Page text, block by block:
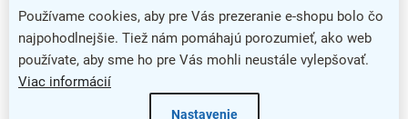
Používame cookies, aby pre Vás prezeranie e-shopu bolo čo
najpohodlnejšie. Tiež nám pomáhajú porozumieť, ako web
používate, aby sme ho pre Vás mohli neustále vylepšovať.
Viac informácií
Nastavenie
Vzhľadom k zaveseniu nezaberie prakticky žiadne miesto
Ovládanie prebieha pomocou mechanických tlačidiel
Žiarovkové osvetlenie zaručí prehľad v každej situácii
Hlučnosť vás nebude rušiť ani pri najvyššom zaťažení